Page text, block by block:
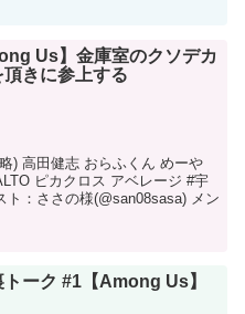
Us】金庫室のクソデカ
頂きに参上する
) 高田健志 おらふくん めーや
ピカクロス アベレージ #宇
：ささの様(@san08sasa) メン
ーク #1【Among Us】